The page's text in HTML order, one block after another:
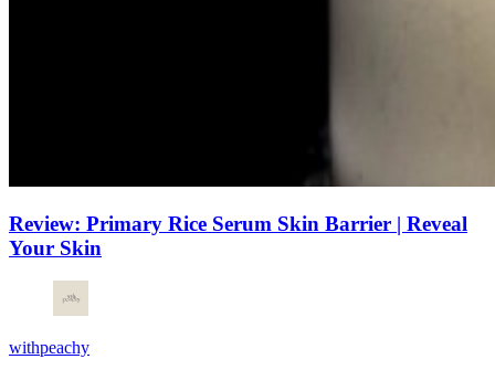
Review: Primary Rice Serum Skin Barrier | Reveal
Your Skin
withpeachy